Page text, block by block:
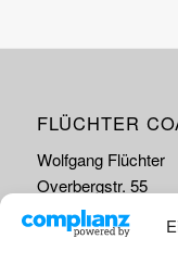
FLÜCHTER
Wolfgang Flüchter
Overbergstr. 55
45663